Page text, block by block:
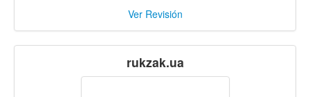
Ver Revisión
rukzak.ua